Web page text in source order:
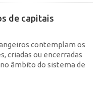
de capitais
contemplam os
criadas ou encerradas
âmbito do sistema de